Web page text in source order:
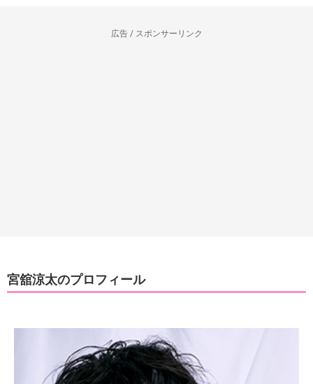
広告 / スポンサーリンク
宮舘涼太のプロフィール